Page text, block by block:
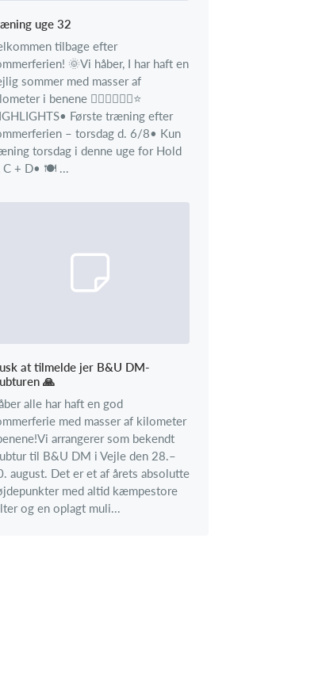
uge 32
tilbage efter
🌞Vi håber, I har haft en
sommer med masser af
i benene 🚴‍♂️🚴‍♂️🚴‍♂️⭐
Første træning efter
– torsdag d. 6/8• Kun
torsdag i denne uge for Hold
C + D• 🍽️ ...
at tilmelde jer B&U DM-
🙏
alle har haft en god
med masser af kilometer
arrangerer som bekendt
til B&U DM i Vejle den 28.–
august. Det er et af årets absolutte
med altid kæmpestore
og en oplagt muli...